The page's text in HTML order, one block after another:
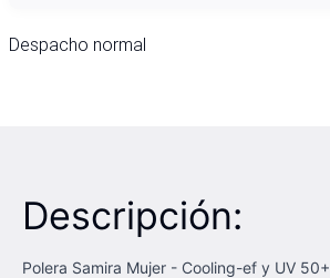
Despacho normal
Descripción:
Polera Samira Mujer - Cooling-ef y UV 50+